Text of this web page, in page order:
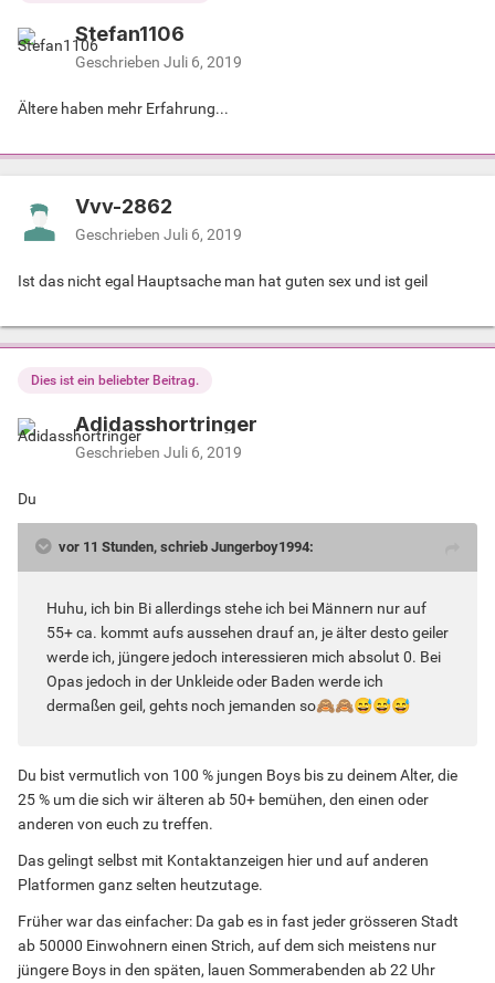
Stefan1106
Geschrieben Juli 6, 2019
Ältere haben mehr Erfahrung...
Vvv-2862
Geschrieben Juli 6, 2019
Ist das nicht egal Hauptsache man hat guten sex und ist geil
Dies ist ein beliebter Beitrag.
Adidasshortringer
Geschrieben Juli 6, 2019
Du
vor 11 Stunden, schrieb Jungerboy1994:
Huhu, ich bin Bi allerdings stehe ich bei Männern nur auf
55+ ca. kommt aufs aussehen drauf an, je älter desto geiler
werde ich, jüngere jedoch interessieren mich absolut 0. Bei
Opas jedoch in der Unkleide oder Baden werde ich
dermaßen geil, gehts noch jemanden so🙈🙈😅😅😅
Du bist vermutlich von 100 % jungen Boys bis zu deinem Alter, die
25 % um die sich wir älteren ab 50+ bemühen, den einen oder
anderen von euch zu treffen.
Das gelingt selbst mit Kontaktanzeigen hier und auf anderen
Platformen ganz selten heutzutage.
Früher war das einfacher: Da gab es in fast jeder grösseren Stadt
ab 50000 Einwohnern einen Strich, auf dem sich meistens nur
jüngere Boys in den späten, lauen Sommerabenden ab 22 Uhr